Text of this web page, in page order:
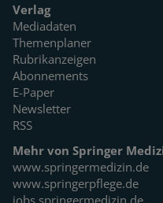
Verlag
Mediadaten
Themenplaner
Rubrikanzeigen
Abonnements
E-Paper
Newsletter
RSS
Mehr von Springer
www.springermedizin.de
www.springerpflege.de
jobs.springermedizin.de